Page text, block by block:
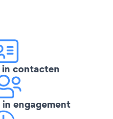
in contacten
in engagement